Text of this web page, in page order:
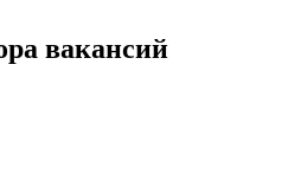
вакансий